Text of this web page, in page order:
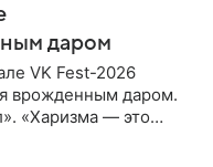
даром
VK Fest-2026
врожденным даром.
«Харизма — это